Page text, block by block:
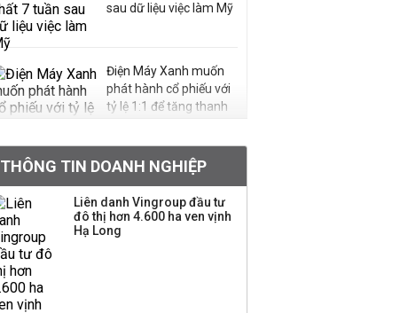
sau dữ liệu việc làm Mỹ
Điện Máy Xanh muốn
phát hành cổ phiếu với
tỷ lệ 1:1 để tăng thanh
Quy hoạch 4 khu lấn
biển ở Phú Quốc
THÔNG TIN DOANH NGHIỆP
Liên danh Vingroup đầu tư
đô thị hơn 4.600 ha ven vịnh
Hạ Long